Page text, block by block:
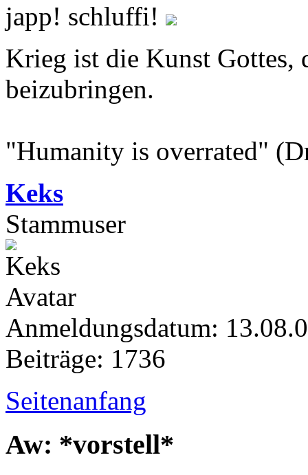
japp! schluffi!
Krieg ist die Kunst Gottes,
beizubringen.
"Humanity is overrated"
Keks
Stammuser
Anmeldungsdatum:
Beiträge: 1736
Seitenanfang
Aw: *vorstell*